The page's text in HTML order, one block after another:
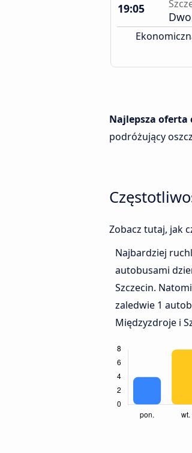
19:05
Najlepsza oferta
podróżujący
Zobacz tutaj, jak
Najbardziej
autobusami
Szczecin.
zaledwie 1
Międzyzdroje i